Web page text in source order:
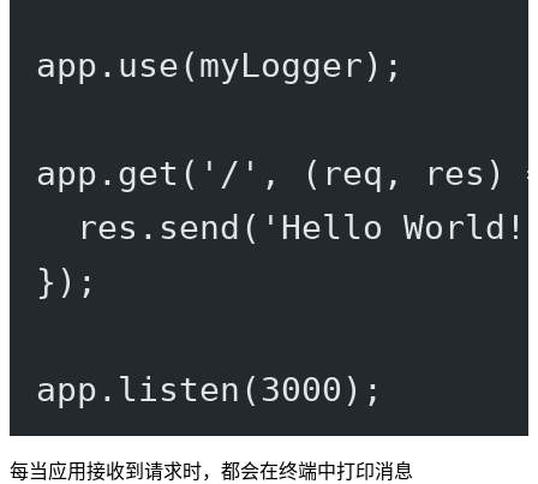
app. use(myLogger);
app. get ( '/' , ( req , res )
res. send ( 'Hello
});
app. listen (3000 );
每当应用接收到请求时，都会在终端中打印消息